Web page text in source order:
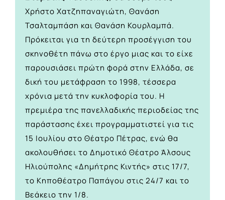
Χρήστο Χατζηπαναγιώτη, Θανάση
Τσαλταμπάση και Θανάση Κουρλαμπά.
Πρόκειται για τη δεύτερη προσέγγιση του
σκηνοθέτη πάνω στο έργο μιας και το είχε
παρουσιάσει πρώτη φορά στην Ελλάδα, σε
δική του μετάφραση το 1998, τέσσερα
χρόνια μετά την κυκλοφορία του. Η
πρεμιέρα της πανελλαδικής περιοδείας της
παράστασης έχει προγραμματιστεί για τις
15 Ιουλίου στο Θέατρο Πέτρας, ενώ θα
ακολουθήσει το Δημοτικό Θέατρο Άλσους
Ηλιούπολης «Δημήτρης Κιντής» στις 17/7,
το Κηποθέατρο Παπάγου στις 24/7 και το
Βεάκειο την 1/8.